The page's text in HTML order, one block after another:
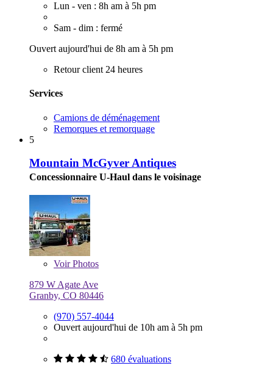
Lun - ven : 8h am à 5h pm
Sam - dim : fermé
Ouvert aujourd'hui de 8h am à 5h pm
Retour client 24 heures
Services
Camions de déménagement
Remorques et remorquage
5
Mountain McGyver Antiques
Concessionnaire U-Haul dans le voisinage
VoirPhotos
879 W Agate Ave
Granby, CO 80446
(970) 557-4044
Ouvert aujourd'hui de 10h am à 5h pm
680 évaluations